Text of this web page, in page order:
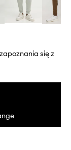
się z